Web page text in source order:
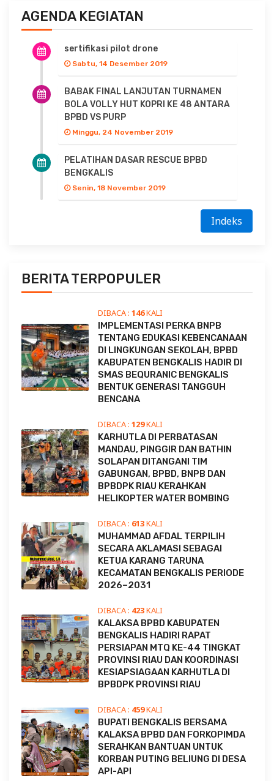
AGENDA KEGIATAN
sertifikasi pilot drone
Sabtu, 14 Desember 2019
BABAK FINAL LANJUTAN TURNAMEN
BOLA VOLLY HUT KOPRI KE 48 ANTARA
BPBD VS PURP
Minggu, 24 November 2019
PELATIHAN DASAR RESCUE BPBD
BENGKALIS
Senin, 18 November 2019
Indeks
BERITA TERPOPULER
DIBACA : 146KALI
IMPLEMENTASI PERKA BNPB
TENTANG EDUKASI KEBENCANAAN
DI LINGKUNGAN SEKOLAH, BPBD
KABUPATEN BENGKALIS HADIR DI
SMAS BEQURANIC BENGKALIS
BENTUK GENERASI TANGGUH
BENCANA
DIBACA : 129KALI
KARHUTLA DI PERBATASAN
MANDAU, PINGGIR DAN BATHIN
SOLAPAN DITANGANI TIM
GABUNGAN, BPBD, BNPB DAN
BPBDPK RIAU KERAHKAN
HELIKOPTER WATER BOMBING
DIBACA : 613KALI
MUHAMMAD AFDAL TERPILIH
SECARA AKLAMASI SEBAGAI
KETUA KARANG TARUNA
KECAMATAN BENGKALIS PERIODE
2026–2031
DIBACA : 423KALI
KALAKSA BPBD KABUPATEN
BENGKALIS HADIRI RAPAT
PERSIAPAN MTQ KE-44 TINGKAT
PROVINSI RIAU DAN KOORDINASI
KESIAPSIAGAAN KARHUTLA DI
BPBDPK PROVINSI RIAU
DIBACA : 459KALI
BUPATI BENGKALIS BERSAMA
KALAKSA BPBD DAN FORKOPIMDA
SERAHKAN BANTUAN UNTUK
KORBAN PUTING BELIUNG DI DESA
API-API